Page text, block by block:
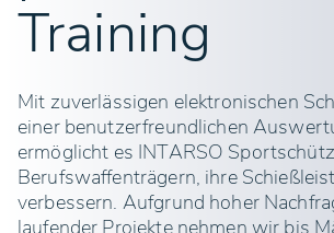
Training
Mit zuverlässigen elektronischen
einer benutzerfreundlichen
ermöglicht es INTARSO
Berufswaffenträgern, ihre
verbessern. Aufgrund hoher
laufender Projekte nehmen wir bis